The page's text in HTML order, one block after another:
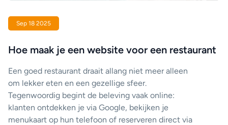
Sep 18 2025
Hoe maak je een website voor een restaurant
Een goed restaurant draait allang niet meer alleen
om lekker eten en een gezellige sfeer.
Tegenwoordig begint de beleving vaak online:
klanten ontdekken je via Google, bekijken je
menukaart op hun telefoon of reserveren direct via